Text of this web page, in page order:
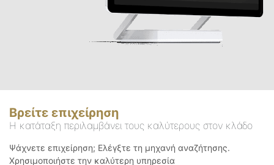
Βρείτε επιχείρηση
Η κατάταξη περιλαμβάνει τους καλύτερους στον κλάδο
Ψάχνετε επιχείρηση; Ελέγξτε τη μηχανή αναζήτησης.
Χρησιμοποιήστε την καλύτερη υπηρεσία